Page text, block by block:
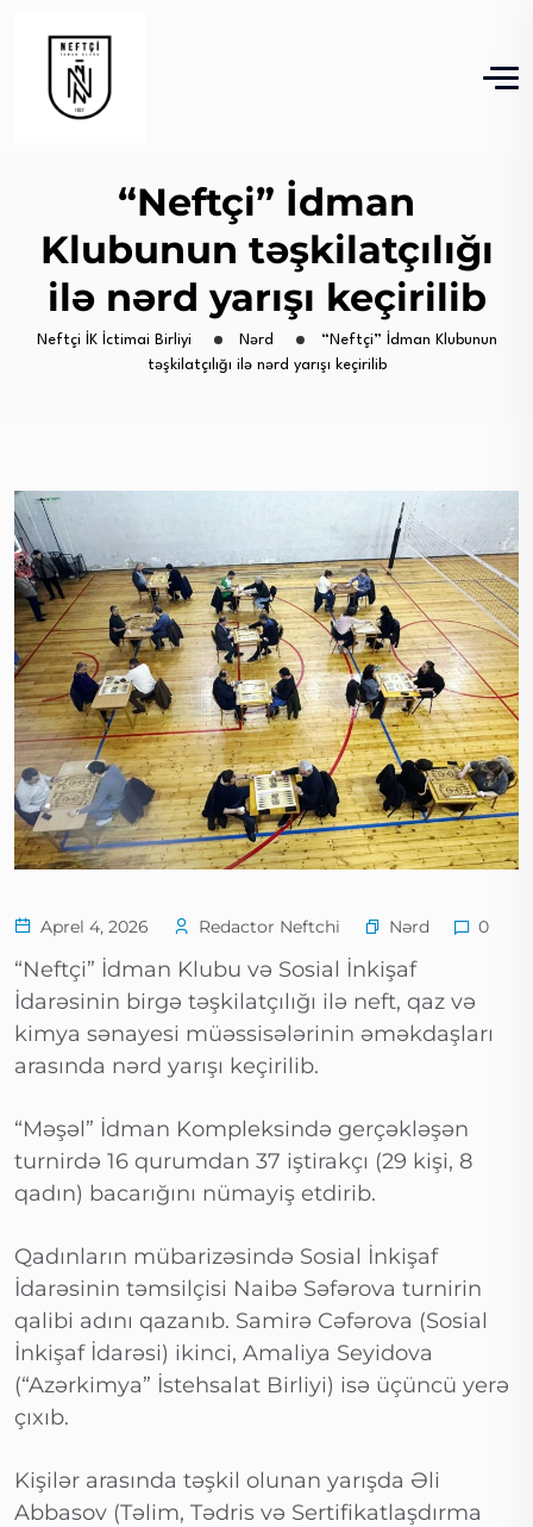
“Neftçi” İdman
Klubunun təşkilatçılığı
ilə nərd yarışı keçirilib
Neftçi İK İctimai Birliyi Nərd
“Neftçi” İdman Klubunun
təşkilatçılığı ilə nərd yarışı keçirilib
Aprel 4, 2026 Redactor Neftchi Nərd 0
“Neftçi” İdman Klubu və Sosial İnkişaf
İdarəsinin birgə təşkilatçılığı ilə neft, qaz və
kimya sənayesi müəssisələrinin əməkdaşları
arasında nərd yarışı keçirilib.
“Məşəl” İdman Kompleksində gerçəkləşən
turnirdə 16 qurumdan 37 iştirakçı (29 kişi, 8
qadın) bacarığını nümayiş etdirib.
Qadınların mübarizəsində Sosial İnkişaf
İdarəsinin təmsilçisi Naibə Səfərova turnirin
qalibi adını qazanıb. Samirə Cəfərova (Sosial
İnkişaf İdarəsi) ikinci, Amaliya Seyidova
(“Azərkimya” İstehsalat Birliyi) isə üçüncü yerə
çıxıb.
Kişilər arasında təşkil olunan yarışda Əli
Abbasov (Təlim, Tədris və Sertifikatlaşdırma